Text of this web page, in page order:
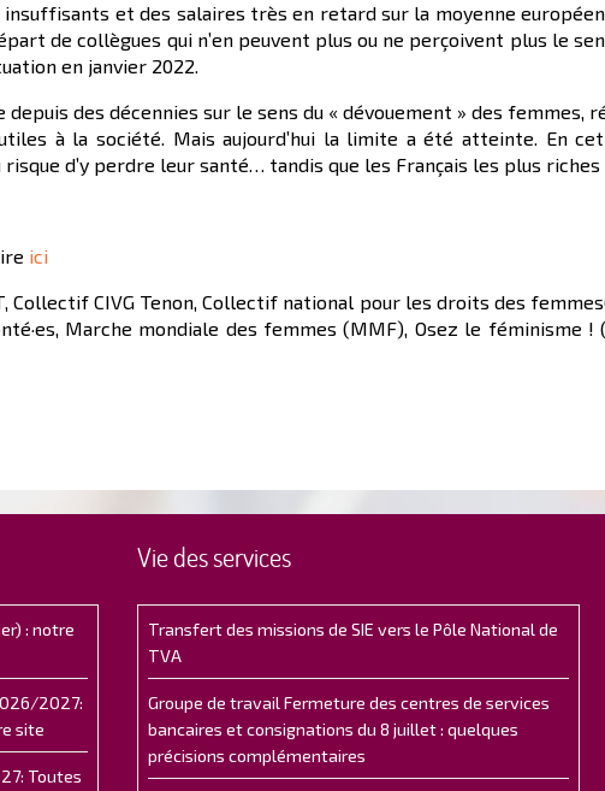
et des salaires très en retard sur la moyenne
de collègues qui n’en peuvent plus ou ne perçoivent plus le
en janvier 2022.
depuis des décennies sur le sens du « dévouement » des
à la société. Mais aujourd’hui la limite a été atteinte. En
d’y perdre leur santé… tandis que les Français les plus
ici
Collectif CIVG Tenon, Collectif national pour les droits des
Marche mondiale des femmes (MMF), Osez le féminisme !
: notre
2027:
site
Toutes
Vie des services
Transfert des missions de SIE vers le Pôle National de
TVA
Groupe de travail Fermeture des centres de services
bancaires et consignations du 8 juillet : quelques
précisions complémentaires